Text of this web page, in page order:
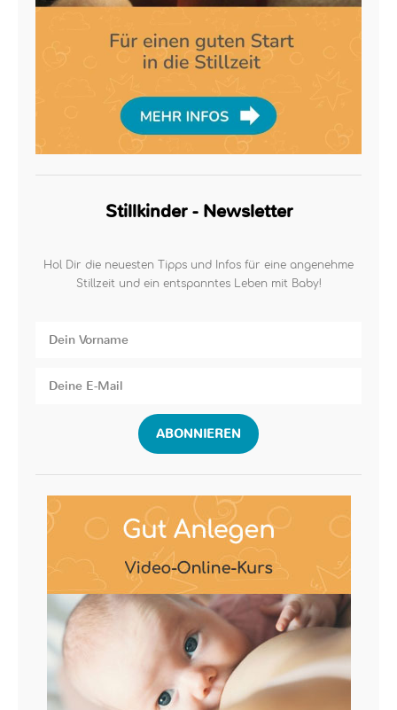
Stillkinder - Newsletter
Hol Dir die neuesten Tipps und Infos für eine angenehme
Stillzeit und ein entspanntes Leben mit Baby!
ABONNIEREN